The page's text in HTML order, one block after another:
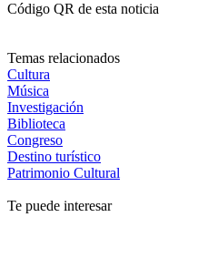
Código QR de esta noticia
Temas relacionados
Cultura
Música
Investigación
Biblioteca
Congreso
Destino turístico
Patrimonio Cultural
Te puede interesar